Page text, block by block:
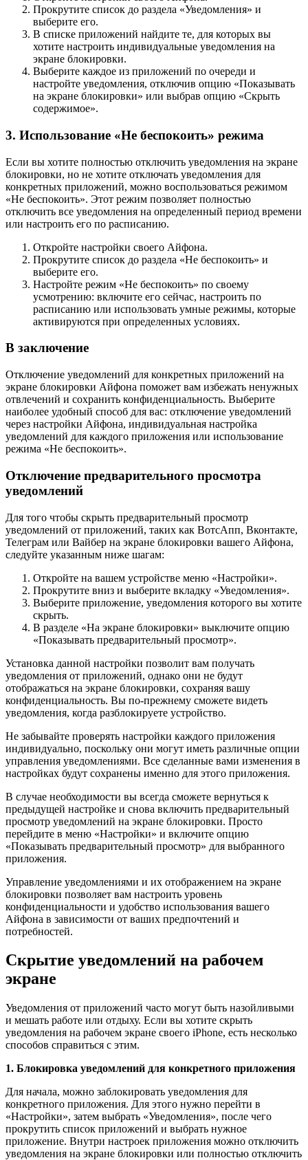
Прокрутите список до раздела «Уведомления» и
выберите его.
В списке приложений найдите те, для которых вы
хотите настроить индивидуальные уведомления на
экране блокировки.
Выберите каждое из приложений по очереди и
настройте уведомления, отключив опцию «Показывать
на экране блокировки» или выбрав опцию «Скрыть
содержимое».
3. Использование «Не беспокоить» режима
Если вы хотите полностью отключить уведомления на экране
блокировки, но не хотите отключать уведомления для
конкретных приложений, можно воспользоваться режимом
«Не беспокоить». Этот режим позволяет полностью
отключить все уведомления на определенный период времени
или настроить его по расписанию.
Откройте настройки своего Айфона.
Прокрутите список до раздела «Не беспокоить» и
выберите его.
Настройте режим «Не беспокоить» по своему
усмотрению: включите его сейчас, настроить по
расписанию или использовать умные режимы, которые
активируются при определенных условиях.
В заключение
Отключение уведомлений для конкретных приложений на
экране блокировки Айфона поможет вам избежать ненужных
отвлечений и сохранить конфиденциальность. Выберите
наиболее удобный способ для вас: отключение уведомлений
через настройки Айфона, индивидуальная настройка
уведомлений для каждого приложения или использование
режима «Не беспокоить».
Отключение предварительного просмотра
уведомлений
Для того чтобы скрыть предварительный просмотр
уведомлений от приложений, таких как ВотсАпп, Вконтакте,
Телеграм или Вайбер на экране блокировки вашего Айфона,
следуйте указанным ниже шагам:
Откройте на вашем устройстве меню «Настройки».
Прокрутите вниз и выберите вкладку «Уведомления».
Выберите приложение, уведомления которого вы хотите
скрыть.
В разделе «На экране блокировки» выключите опцию
«Показывать предварительный просмотр».
Установка данной настройки позволит вам получать
уведомления от приложений, однако они не будут
отображаться на экране блокировки, сохраняя вашу
конфиденциальность. Вы по-прежнему сможете видеть
уведомления, когда разблокируете устройство.
Не забывайте проверять настройки каждого приложения
индивидуально, поскольку они могут иметь различные опции
управления уведомлениями. Все сделанные вами изменения в
настройках будут сохранены именно для этого приложения.
В случае необходимости вы всегда сможете вернуться к
предыдущей настройке и снова включить предварительный
просмотр уведомлений на экране блокировки. Просто
перейдите в меню «Настройки» и включите опцию
«Показывать предварительный просмотр» для выбранного
приложения.
Управление уведомлениями и их отображением на экране
блокировки позволяет вам настроить уровень
конфиденциальности и удобство использования вашего
Айфона в зависимости от ваших предпочтений и
потребностей.
Скрытие уведомлений на рабочем
экране
Уведомления от приложений часто могут быть назойливыми
и мешать работе или отдыху. Если вы хотите скрыть
уведомления на рабочем экране своего iPhone, есть несколько
способов справиться с этим.
1. Блокировка уведомлений для конкретного приложения
Для начала, можно заблокировать уведомления для
конкретного приложения. Для этого нужно перейти в
«Настройки», затем выбрать «Уведомления», после чего
прокрутить список приложений и выбрать нужное
приложение. Внутри настроек приложения можно отключить
уведомления на экране блокировки или полностью отключить